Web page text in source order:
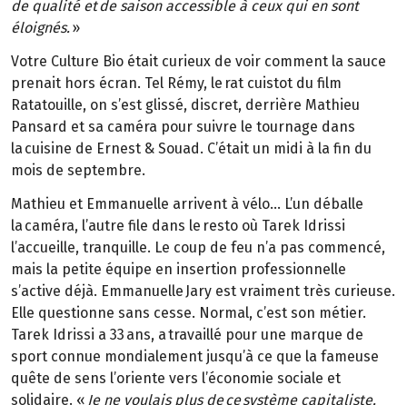
de qualité et de saison accessible à ceux qui en sont
éloignés.»
Votre Culture Bio était curieux de voir comment la sauce
prenait hors écran. Tel Rémy, le rat cuistot du film
Ratatouille, on s’est glissé, discret, derrière Mathieu
Pansard et sa caméra pour suivre le tournage dans
la cuisine de Ernest & Souad. C’était un midi à la fin du
mois de septembre.
Mathieu et Emmanuelle arrivent à vélo… L’un déballe
la caméra, l’autre file dans le resto où Tarek Idrissi
l’accueille, tranquille. Le coup de feu n’a pas commencé,
mais la petite équipe en insertion professionnelle
s’active déjà. Emmanuelle Jary est vraiment très curieuse.
Elle questionne sans cesse. Normal, c’est son métier.
Tarek Idrissi a 33 ans, a travaillé pour une marque de
sport connue mondialement jusqu’à ce que la fameuse
quête de sens l’oriente vers l’économie sociale et
solidaire. « Je ne voulais plus de ce système capitaliste.